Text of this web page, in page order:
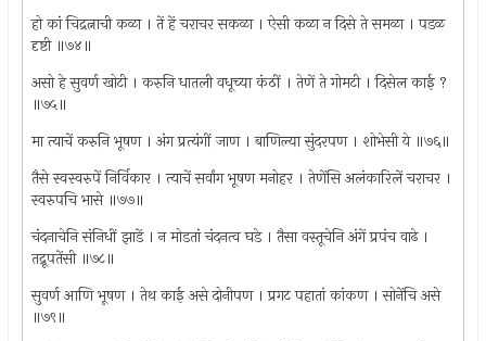
हो कां चिद्रत्नाची कळा । तें हें चराचर सकळा । ऐसी कळा न दिसे ते समळा । पडळ
दृष्टी ॥७४॥
असो हे सुवर्ण खोटी । करुनि धातली वधूच्या कंठीं । तेणें ते गोमटी । दिसेल काई ?
॥७५॥
मा त्याचें करुनि भूषण । अंग प्रत्यंगीं जाण । बाणिल्या सुंदरपण । शोभेसी ये ॥७६॥
तैसे स्वस्वरुपें निर्विकार । त्याचें सर्वांग भूषण मनोहर । तेणेंसि अलंकारिलें चराचर ।
स्वरुपचि भासे ॥७७॥
चंदनाचेनि संनिधीं झाडें । न मोडतां चंदनत्व घडे । तैसा वस्तूचेनि अंगें प्रपंच वाढे ।
तद्रूपतेंसी ॥७८॥
सुवर्ण आणि भूषण । तेथ काई असे दोनीपण । प्रगट पहातां कांकण । सोनेंचि असे
॥७९॥